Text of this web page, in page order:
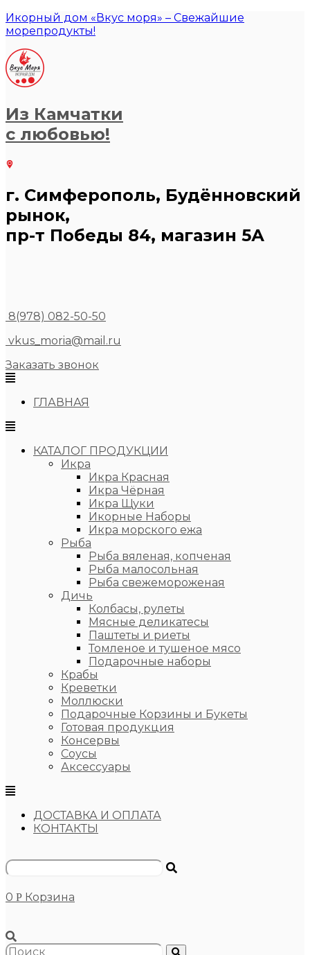
Икорный дом «Вкус моря» – Свежайшие
морепродукты!
Из Камчатки
с любовью!
г. Симферополь, Будённовский
рынок,
пр-т Победы 84, магазин 5А
8(978) 082-50-50
vkus_moria@mail.ru
Заказать звонок
ГЛАВНАЯ
КАТАЛОГ ПРОДУКЦИИ
Икра
Икра Красная
Икра Чёрная
Икра Щуки
Икорные Наборы
Икра морского ежа
Рыба
Рыба вяленая, копченая
Рыба малосольная
Рыба свежемороженая
Дичь
Колбасы, рулеты
Мясные деликатесы
Паштеты и риеты
Томленое и тушеное мясо
Подарочные наборы
Крабы
Креветки
Моллюски
Подарочные Корзины и Букеты
Готовая продукция
Консервы
Соусы
Аксессуары
ДОСТАВКА И ОПЛАТА
КОНТАКТЫ
0 Р Корзина